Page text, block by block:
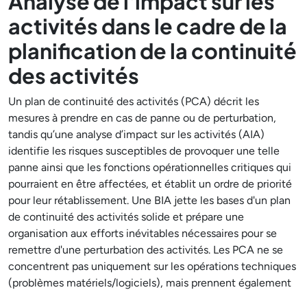
activités dans le cadre de la
planification de la continuité
des activités
Un plan de continuité des activités (PCA) décrit les
mesures à prendre en cas de panne ou de perturbation,
tandis qu’une analyse d’impact sur les activités (AIA)
identifie les risques susceptibles de provoquer une telle
panne ainsi que les fonctions opérationnelles critiques qui
pourraient en être affectées, et établit un ordre de priorité
pour leur rétablissement. Une BIA jette les bases d'un plan
de continuité des activités solide et prépare une
organisation aux efforts inévitables nécessaires pour se
remettre d'une perturbation des activités. Les PCA ne se
concentrent pas uniquement sur les opérations techniques
(problèmes matériels/logiciels), mais prennent également